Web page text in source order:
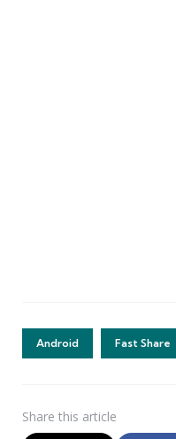
Android Fast Share
Share this article